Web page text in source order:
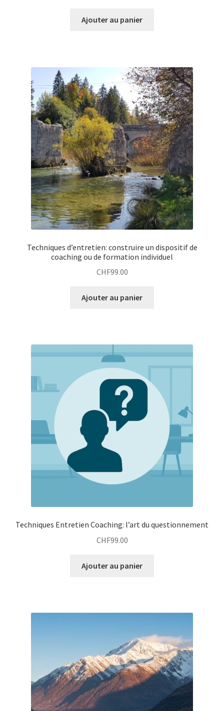
Ajouter au panier
Techniques d’entretien: construire un dispositif de
coaching ou de formation individuel
CHF99.00
Ajouter au panier
Techniques Entretien Coaching: l’art du questionnement
CHF99.00
Ajouter au panier